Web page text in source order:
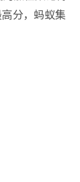
分，蚂蚁集